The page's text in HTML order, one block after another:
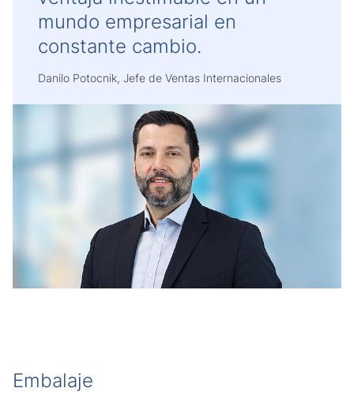
mundo empresarial en
constante cambio.
Danilo Potocnik, Jefe de Ventas Internacionales
Embalaje